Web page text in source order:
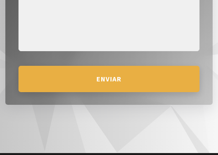
ENVIAR